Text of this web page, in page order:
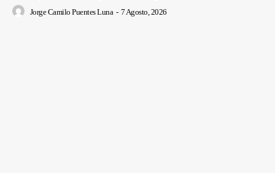
Jorge Camilo Puentes Luna - 7 Agosto, 2026